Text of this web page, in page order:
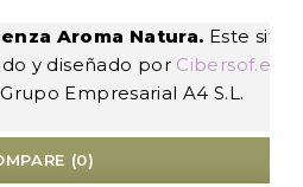
Aroma Natura. Este sitio
y diseñado por Cibersof.es
Empresarial A4 S.L.
(0)